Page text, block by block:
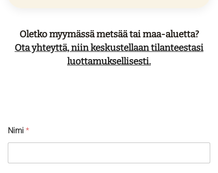
Oletko myymässä metsää tai maa-aluetta?
Ota yhteyttä, niin keskustellaan tilanteestasi
luottamuksellisesti.
Nimi *